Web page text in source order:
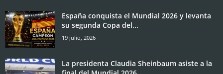
España conquista el Mundial 2026 y levanta
su segunda Copa del...
19 julio, 2026
La presidenta Claudia Sheinbaum asiste a la